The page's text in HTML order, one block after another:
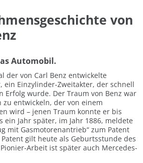
von
Automobil.
der von Carl Benz entwickelte
ein Einzylinder-Zweitakter, der schnell
Erfolg wurde. Der Traum von Benz war
zu entwickeln, der von einem
wird – jenen Traum konnte er bis
ein Jahr später, im Jahr 1886, meldete
mit Gasmotorenantrieb“ zum Patent
gilt heute als Geburtsstunde des
Arbeit ist später auch Mercedes-